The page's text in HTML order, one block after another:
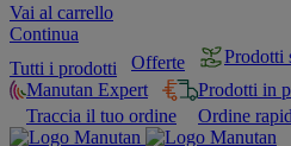
Vai al carrello
Continua
Tutti i prodotti
Offerte
Prodotti
Manutan Expert
Prodotti in
Traccia il tuo ordine
Ordine